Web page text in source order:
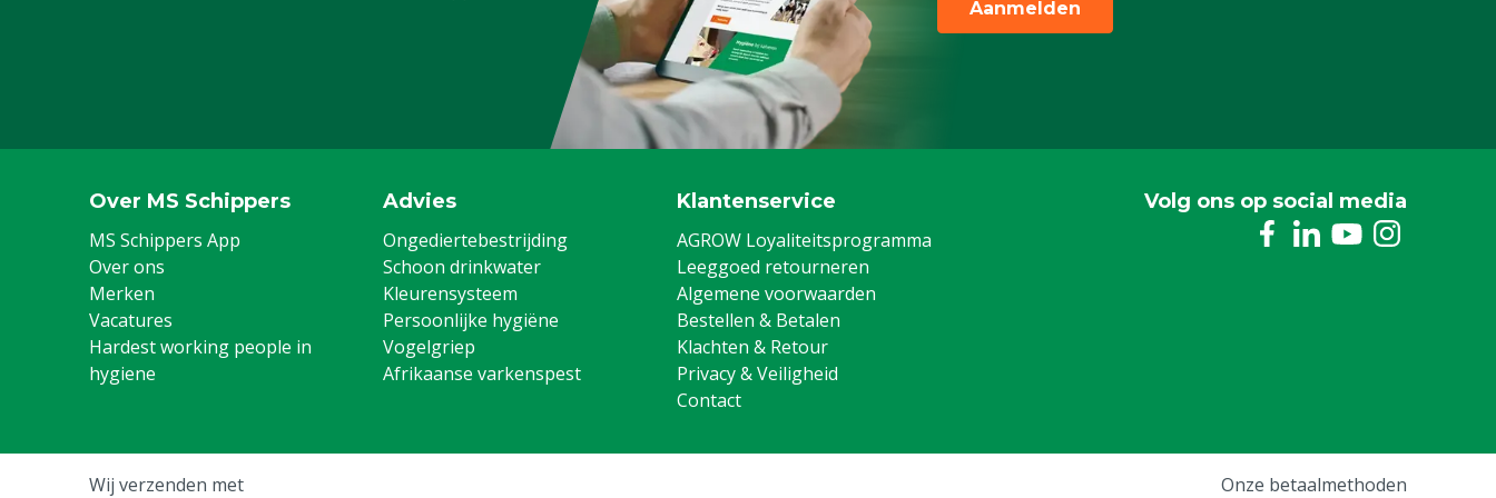
Aanmelden
Over MS Schippers
MS Schippers App
Over ons
Merken
Vacatures
Hardest working people in
hygiene
Advies
Ongediertebestrijding
Schoon drinkwater
Kleurensysteem
Persoonlijke hygiëne
Vogelgriep
Afrikaanse varkenspest
Klantenservice
AGROW Loyaliteitsprogramma
Leeggoed retourneren
Algemene voorwaarden
Bestellen & Betalen
Klachten & Retour
Privacy & Veiligheid
Contact
Volg ons op social media
Wij verzenden met Onze betaalmethoden